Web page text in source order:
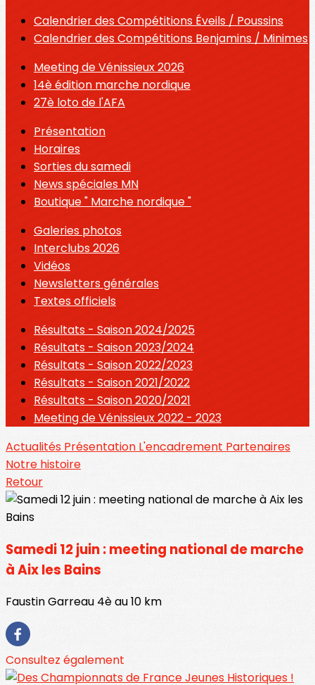
Calendrier des Compétitions Éveils / Poussins
Calendrier des Compétitions Benjamins / Minimes
Meeting de Vénissieux 2026
14è édition marche nordique
27è loto de l'AFA
Présentation
Horaires
Sorties du samedi
News spéciales MN
Boutique " Marche nordique "
Galeries photos
Interclubs 2026
Vidéos
Newsletters générales
Textes officiels
Résultats - Saison 2024/2025
Résultats - Saison 2023/2024
Résultats - Saison 2022/2023
Résultats - Saison 2021/2022
Résultats - Saison 2020/2021
Meeting de Vénissieux 2022 - 2023
Actualités Présentation L'encadrement Partenaires
Notre histoire
Retour
Samedi 12 juin : meeting national de marche
à Aix les Bains
Faustin Garreau 4è au 10 km
Consultez également